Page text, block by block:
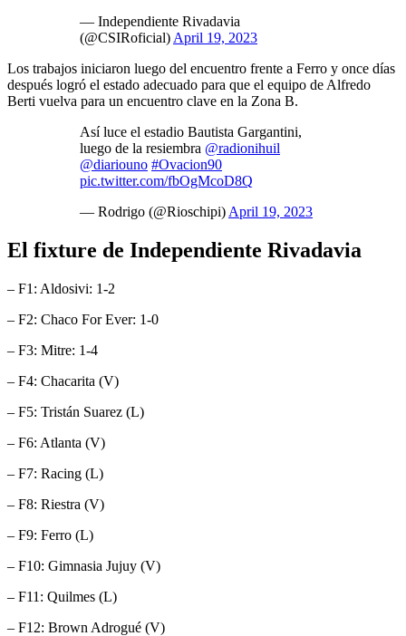
— Independiente Rivadavia
(@CSIRoficial) April 19, 2023
Los trabajos iniciaron luego del encuentro frente a Ferro y once días
después logró el estado adecuado para que el equipo de Alfredo
Berti vuelva para un encuentro clave en la Zona B.
Así luce el estadio Bautista Gargantini,
luego de la resiembra @radionihuil
@diariouno #Ovacion90
pic.twitter.com/fbOgMcoD8Q
— Rodrigo (@Rioschipi) April 19, 2023
El fixture de Independiente Rivadavia
– F1: Aldosivi: 1-2
– F2: Chaco For Ever: 1-0
– F3: Mitre: 1-4
– F4: Chacarita (V)
– F5: Tristán Suarez (L)
– F6: Atlanta (V)
– F7: Racing (L)
– F8: Riestra (V)
– F9: Ferro (L)
– F10: Gimnasia Jujuy (V)
– F11: Quilmes (L)
– F12: Brown Adrogué (V)